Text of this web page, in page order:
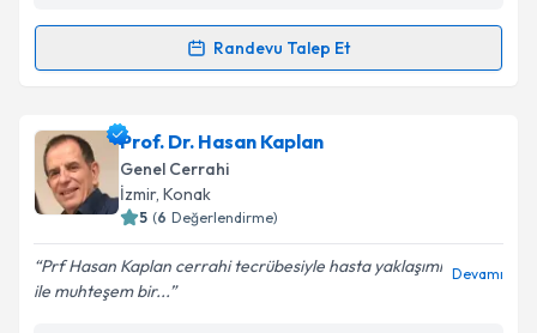
Randevu Talep Et
Randevu Takvimi Talebi
Op. Dr. Serdar Aydoğaniçin randevu takvimi talebi
oluşturun. Size bu uzmandan randevu almanız için bir
takvim hazırlandığında e-posta ile bilgilendireceğiz.
Prof. Dr. Hasan Kaplan
Genel Cerrahi
İzmir, Konak
5 (6 Değerlendirme)
Prf Hasan Kaplan cerrahi tecrübesiyle hasta yaklaşımı
ile muhteşem bir...
Devamı